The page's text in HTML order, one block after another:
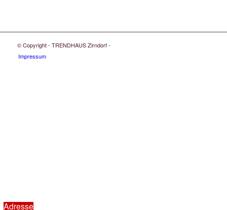
© Copyright - TRENDHAUS Zirndorf -
Impressum
Adresse